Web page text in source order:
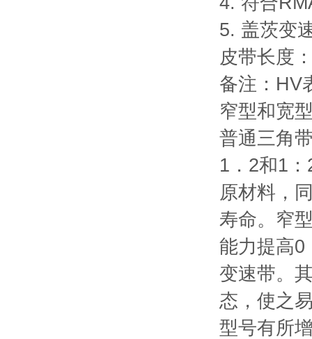
5. 盖茨变
皮带长度
备注：HV
窄型和宽
普通三角
1．2和1
原材料，
寿命。窄
能力提高0
变速带。
态，使之
型号有所